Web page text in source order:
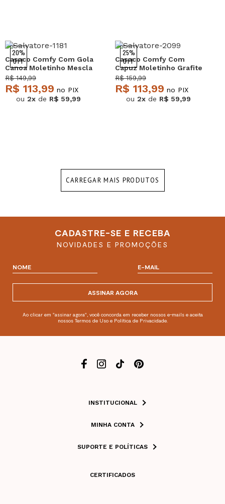
20%
OFF
Casaco Comfy Com Gola
Canoa Moletinho Mescla
Salvatore
R$ 149,99
R$ 113,99 no PIX
ou 2x de R$ 59,99
25%
OFF
Casaco Comfy Com
Capuz Moletinho Grafite
Salvatore
R$ 159,99
R$ 113,99 no PIX
ou 2x de R$ 59,99
CARREGAR MAIS PRODUTOS
CADASTRE-SE E RECEBA
NOVIDADES E PROMOÇÕES
ASSINAR AGORA
Ao clicar em "assinar agora", você concorda em receber nossos e-mails e aceita
nossos Termos de Uso e Política de Privacidade.
INSTITUCIONAL
MINHA CONTA
SUPORTE E POLÍTICAS
CERTIFICADOS